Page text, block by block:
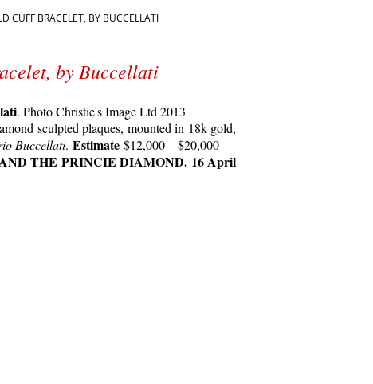
CUFF BRACELET, BY BUCCELLATI
by Buccellati
. Photo Christie's Image Ltd 2013
sculpted plaques, mounted in 18k gold,
Buccellati. Estimate $12,000 – $20,000
THE PRINCIE DIAMOND. 16 April